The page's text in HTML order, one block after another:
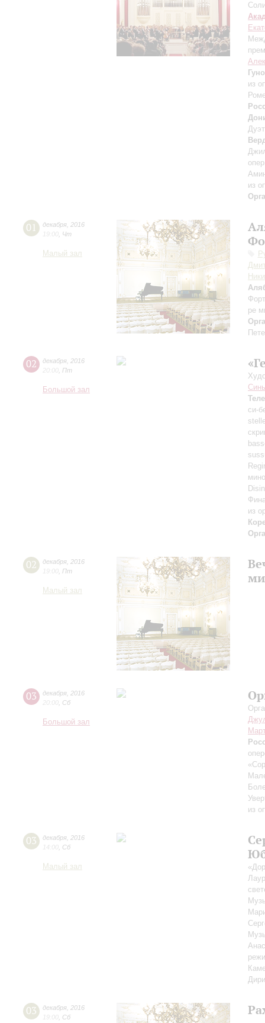
Гуно
из
из
01 декабря 2016
19:00 Чт
Малый зал
ре
02 декабря 2016
20:00 Пт
Большой зал
си-
из
02 декабря 2016
19:00 Пт
Малый зал
03 декабря 2016
20:00 Сб
Большой зал
из
03 декабря 2016
14:00 Сб
Малый зал
03 декабря 2016
19:00 Сб